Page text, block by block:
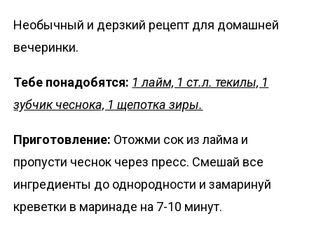
Необычный и дерзкий рецепт для домашней
вечеринки.
Тебе понадобятся: 1 лайм, 1 ст.л. текилы, 1
зубчик чеснока, 1 щепотка зиры.
Приготовление: Отожми сок из лайма и
пропусти чеснок через пресс. Смешай все
ингредиенты до однородности и замаринуй
креветки в маринаде на 7-10 минут.